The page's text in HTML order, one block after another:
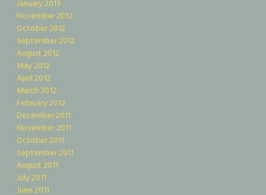
January 2013
November 2012
October 2012
September 2012
August 2012
May 2012
April 2012
March 2012
February 2012
December 2011
November 2011
October 2011
September 2011
August 2011
July 2011
June 2011